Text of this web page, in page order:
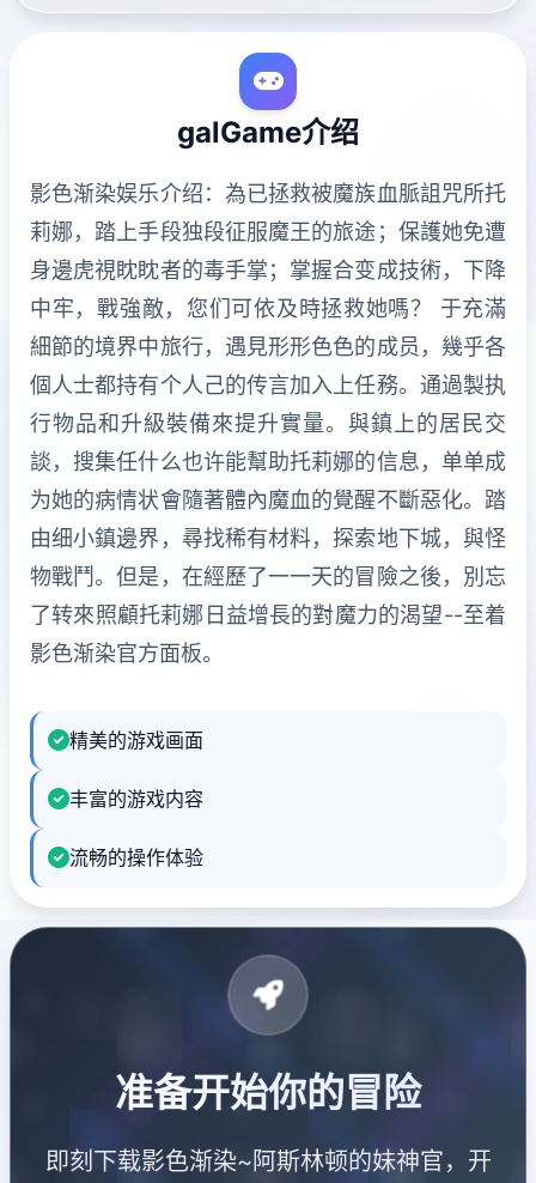
galGame介绍
影色渐染娱乐介绍：為已拯救被魔族血脈詛咒所托
莉娜，踏上手段独段征服魔王的旅途；保護她免遭
身邊虎視眈眈者的毒手掌；掌握合变成技術，下降
中牢，戰強敵，您们可依及時拯救她嗎？ 于充滿
細節的境界中旅行，遇見形形色色的成员，幾乎各
個人士都持有个人己的传言加入上任務。通過製执
行物品和升級裝備來提升實量。與鎮上的居民交
談，搜集任什么也许能幫助托莉娜的信息，单单成
为她的病情状會隨著體內魔血的覺醒不斷惡化。踏
由细小鎮邊界，尋找稀有材料，探索地下城，與怪
物戰鬥。但是，在經歷了一一天的冒險之後，別忘
了转來照顧托莉娜日益增長的對魔力的渴望--至着
影色渐染官方面板。
精美的游戏画面
丰富的游戏内容
流畅的操作体验
准备开始你的冒险
即刻下载影色渐染~阿斯林顿的妹神官，开